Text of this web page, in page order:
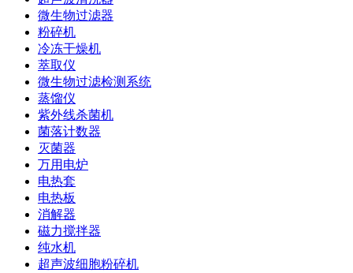
微生物过滤器
粉碎机
冷冻干燥机
萃取仪
微生物过滤检测系统
蒸馏仪
紫外线杀菌机
菌落计数器
灭菌器
万用电炉
电热套
电热板
消解器
磁力搅拌器
纯水机
超声波细胞粉碎机